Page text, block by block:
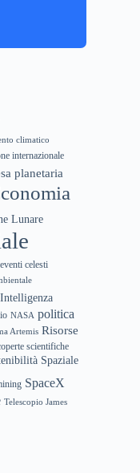
climatico
internazionale
planetaria
Lunare
eventi celesti
Intelligenza
NASA politica
Artemis Risorse
scientifiche
Spaziale
SpaceX
Telescopio James